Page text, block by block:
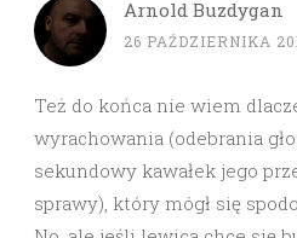
Arnold Buzdygan
26 PAŹDZIERNIKA
Też do końca nie wiem
wyrachowania (odebrania
sekundowy kawałek jego
sprawy), który mógł się